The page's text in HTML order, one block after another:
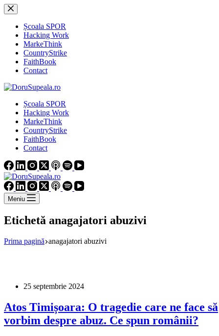
Sari
la
conținutȘcoala SPOR
Hacking Work
MarkeThink
CountryStrike
FaithBook
Contact
Școala SPOR
Hacking Work
MarkeThink
CountryStrike
FaithBook
Contact
Meniu
Etichetă anagajatori abuzivi
Prima pagină anagajatori abuzivi
25 septembrie 2024
Atos Timișoara: O tragedie care ne face să
vorbim despre abuz. Ce spun românii?